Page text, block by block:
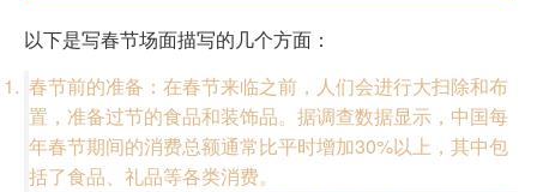
以下是写春节场面描写的几个方面：
春节前的准备：在春节来临之前，人们会进行大扫除和布
置，准备过节的食品和装饰品。据调查数据显示，中国每
年春节期间的消费总额通常比平时增加30%以上，其中包
括了食品、礼品等各类消费。